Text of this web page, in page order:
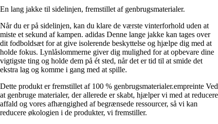
En lang jakke til sidelinjen, fremstillet af genbrugsmaterialer.
Når du er på sidelinjen, kan du klare de værste vinterforhold uden at
miste et sekund af kampen. adidas Denne lange jakke kan tages over
dit fodboldsæt for at give isolerende beskyttelse og hjælpe dig med at
holde fokus. Lynlåslommerne giver dig mulighed for at opbevare dine
vigtigste ting og holde dem på ét sted, når det er tid til at smide det
ekstra lag og komme i gang med at spille.
Dette produkt er fremstillet af 100 % genbrugsmaterialer.empreinte Ved
at genbruge materialer, der allerede er skabt, hjælper vi med at reducere
affald og vores afhængighed af begrænsede ressourcer, så vi kan
reducere økologien i de produkter, vi fremstiller.